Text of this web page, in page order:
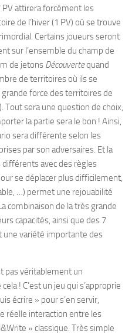
attirera forcément les
de l’hiver (1 PV) où se trouve
Certains joueurs seront
sur l’ensemble du champ de
de jetons Découvertequand
de territoires où ils se
force des territoires de
Tout sera une question de choix,
la partie sera le bon ! Ainsi,
sera différente selon les
par son adversaires. Et la
avec des règles
se déplacer plus difficilement,
…) permet une rejouabilité
combinaison de la très grande
capacités, ainsi que des 7
une variété importante des
pas véritablement un
! C’est un jeu qui s’approprie
écrire » pour s’en servir,
réelle interaction entre les
» classique. Très simple